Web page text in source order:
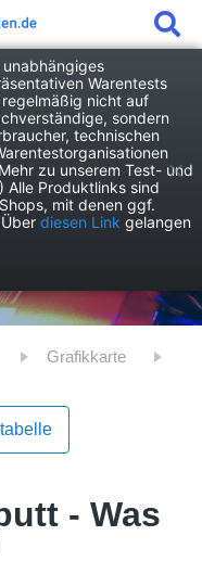
unabhängiges
Warentests
regelmäßig nicht auf
sondern
technischen
zu unserem Test- und
Alle Produktlinks sind
mit denen ggf.
diesen Link gelangen
Grafikkarte